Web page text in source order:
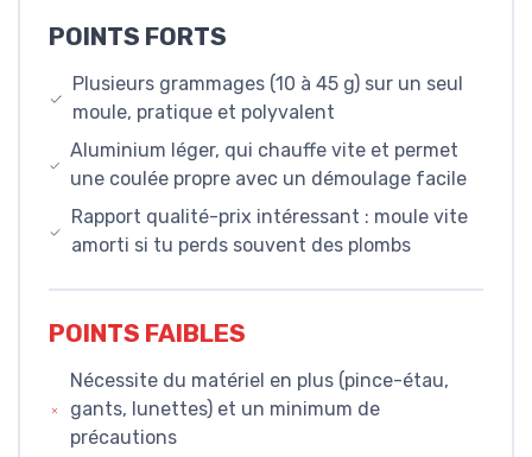
POINTS FORTS
Plusieurs grammages (10 à 45 g) sur un seul
moule, pratique et polyvalent
Aluminium léger, qui chauffe vite et permet
une coulée propre avec un démoulage facile
Rapport qualité-prix intéressant : moule vite
amorti si tu perds souvent des plombs
POINTS FAIBLES
Nécessite du matériel en plus (pince-étau,
gants, lunettes) et un minimum de
précautions